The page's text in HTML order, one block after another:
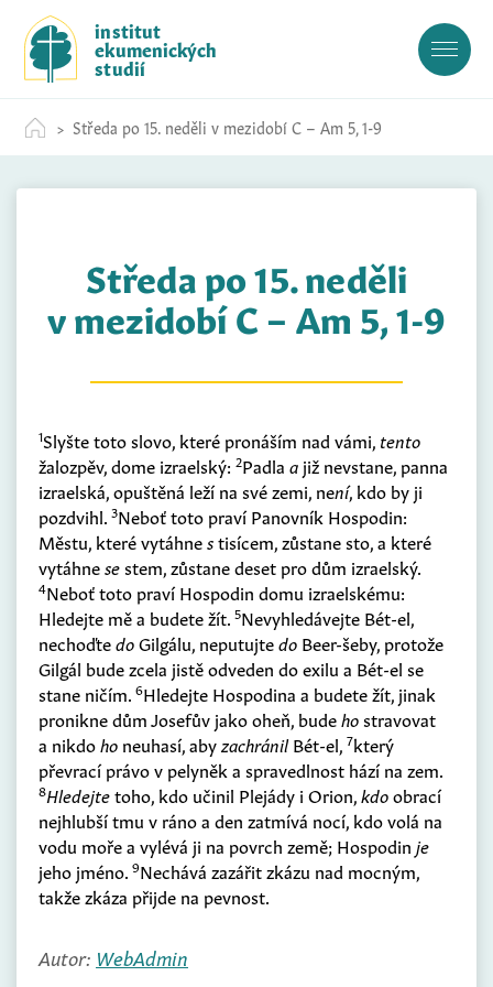
c
institut
ekumenických
studií
Středa po 15. neděli v mezidobí C – Am 5, 1-9
Středa po 15. neděli
v mezidobí C – Am 5, 1-9
1Slyšte toto slovo, které pronáším nad vámi, tento
žalozpěv, dome izraelský: 2Padla a již nevstane, panna
izraelská, opuštěná leží na své zemi, není, kdo by ji
pozdvihl. 3Neboť toto praví Panovník Hospodin:
Městu, které vytáhnestisícem, zůstane sto, a které
vytáhnesestem, zůstane deset pro dům izraelský.
4Neboť toto praví Hospodin domu izraelskému:
Hledejte mě a budete žít. 5Nevyhledávejte Bét-el,
nechoďtedoGilgálu, neputujtedo Beer-šeby, protože
Gilgál bude zcela jistě odveden do exilu a Bét-el se
stane ničím. 6Hledejte Hospodina a budete žít, jinak
pronikne dům Josefův jako oheň, budehostravovat
a nikdoho neuhasí, abyzachránilBét-el, 7který
převrací právo v pelyněk a spravedlnost hází na zem.
8Hledejtetoho, kdo učinil Plejády i Orion,kdoobrací
nejhlubší tmu v ráno a den zatmívá nocí, kdo volá na
vodu moře a vylévá ji na povrch země; Hospodin je
jeho jméno. 9Nechává zazářit zkázu nad mocným,
takže zkáza přijde na pevnost.
Autor: WebAdmin